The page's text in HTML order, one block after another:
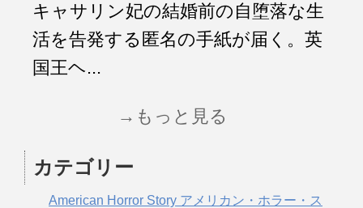
キャサリン妃の結婚前の自堕落な生
活を告発する匿名の手紙が届く。英
国王ヘ...
→もっと見る
カテゴリー
American Horror Story アメリカン・ホラー・ス